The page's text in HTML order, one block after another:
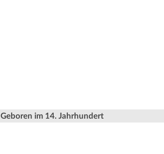
Geboren im 14. Jahrhundert